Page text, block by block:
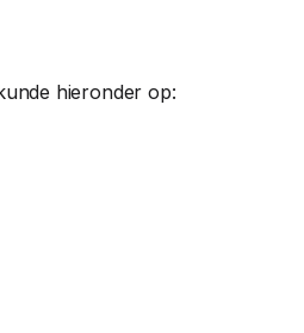
hieronder op: